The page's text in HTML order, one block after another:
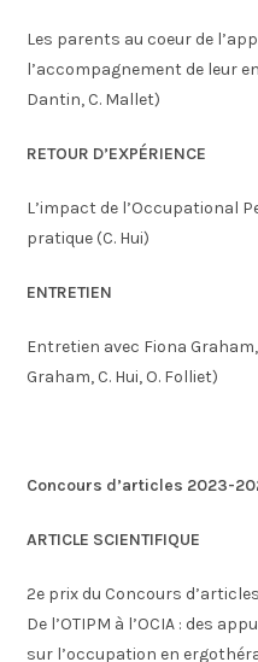
Les parents au coeur de
l’accompagnement de leur
Dantin, C. Mallet)
RETOUR D’EXPÉRIENCE
L’impact de l’Occupational
pratique (C. Hui)
ENTRETIEN
Entretien avec Fiona
Graham, C. Hui, O. Folliet)
Concours d’articles 2023-
ARTICLE SCIENTIFIQUE
2e prix du Concours d’articles
De l’OTIPM à l’OCIA : des
sur l’occupation en